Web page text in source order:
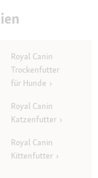
Royal Canin
Trockenfutter
für Hunde
Royal Canin
Katzenfutter
Royal Canin
Kittenfutter